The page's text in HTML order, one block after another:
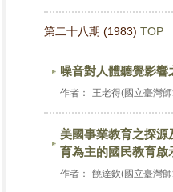
第二十八期 (1983) TOP
噪音對人體聽覺影響
作者： 王老得(國立臺灣
美國事業教育之探
育為主的國民教育啟
作者： 饒達欽(國立臺灣